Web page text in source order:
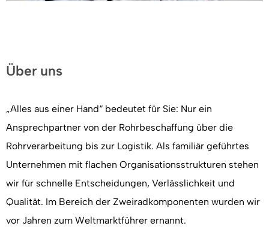
Über uns
„Alles aus einer Hand“ bedeutet für Sie: Nur ein
Ansprechpartner von der Rohrbeschaffung über die
Rohrverarbeitung bis zur Logistik. Als familiär geführtes
Unternehmen mit flachen Organisationsstrukturen stehen
wir für schnelle Entscheidungen, Verlässlichkeit und
Qualität. Im Bereich der Zweiradkomponenten wurden wir
vor Jahren zum Weltmarktführer ernannt.